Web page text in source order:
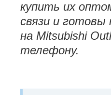
купить их
связи и готовы
на Mitsubishi
телефону.